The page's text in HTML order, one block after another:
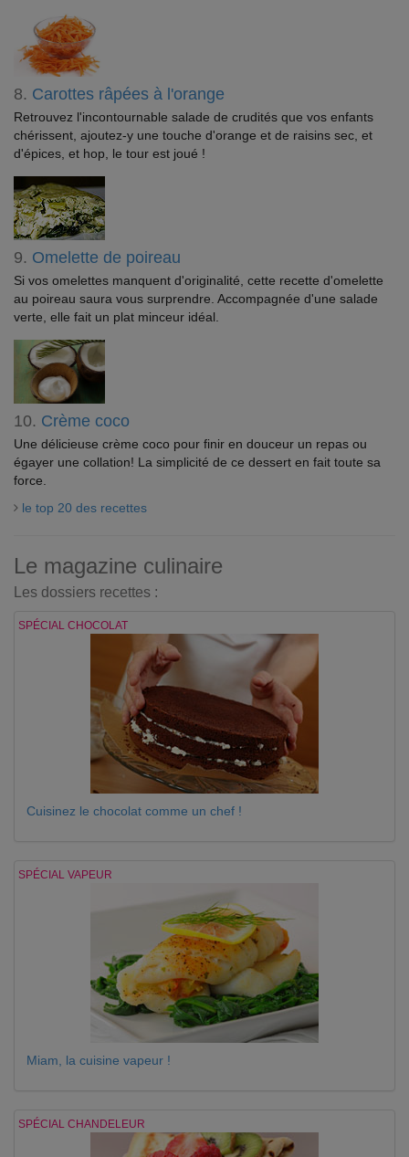
8. Carottes râpées à l'orange
Retrouvez l'incontournable salade de crudités que vos enfants
chérissent, ajoutez-y une touche d'orange et de raisins sec, et
d'épices, et hop, le tour est joué !
9. Omelette de poireau
Si vos omelettes manquent d'originalité, cette recette d'omelette
au poireau saura vous surprendre. Accompagnée d'une salade
verte, elle fait un plat minceur idéal.
10. Crème coco
Une délicieuse crème coco pour finir en douceur un repas ou
égayer une collation! La simplicité de ce dessert en fait toute sa
force.
le top 20 des recettes
Le magazine culinaire
Les dossiers recettes :
SPÉCIAL CHOCOLAT
Cuisinez le chocolat comme un chef !
SPÉCIAL VAPEUR
Miam, la cuisine vapeur !
SPÉCIAL CHANDELEUR